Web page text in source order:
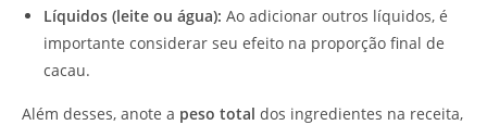
Líquidos (leite ou água): Ao adicionar outros líquidos, é
importante considerar seu efeito na proporção final de
cacau.
Além desses, anote a peso total dos ingredientes na receita,